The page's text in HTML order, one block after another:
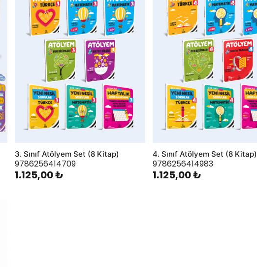
3. Sınıf Atölyem Set (8 Kitap)
9786256414709
1.125,00 ₺
4. Sınıf Atölyem Set (8 Kitap)
9786256414983
1.125,00 ₺